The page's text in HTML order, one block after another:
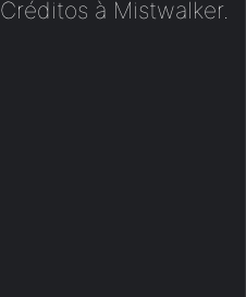
Créditos à Mistwalker.